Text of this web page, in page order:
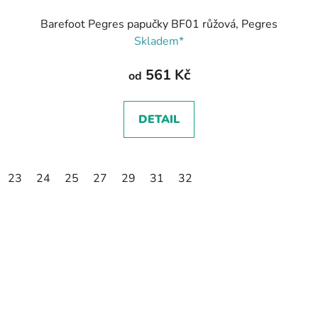
Barefoot Pegres papučky BF01 růžová, Pegres
Skladem*
od 561 Kč
DETAIL
23 24 25 27 29 31 32